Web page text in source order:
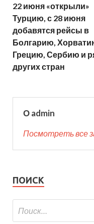
22 июня «открыли»
Турцию, с 28 июня
добавятся рейсы в
Болгарию,
Грецию, Сербию и
других стран
О admin
Посмотреть все
ПОИСК